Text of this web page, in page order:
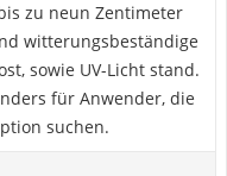
zu neun Zentimeter
witterungsbeständige
sowie UV-Licht stand.
für Anwender, die
suchen.